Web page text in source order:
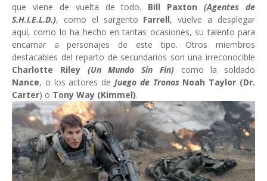
que viene de vuelta de todo. Bill Paxton(Agentes de
S.H.I.E.L.D.), como el sargento Farrell, vuelve a desplegar
aquí, como lo ha hecho en tantas ocasiones, su talento para
encarnar a personajes de este tipo. Otros miembros
destacables del reparto de secundarios son una irreconocible
Charlotte Riley (Un Mundo Sin Fin)
como la soldado
Nance, o los actores de Juego de Tronos Noah Taylor (Dr.
Carter) o Tony Way (Kimmel).